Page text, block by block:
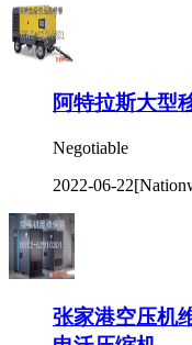
张家港空压机
申沃压缩机
Negotiable
2022-06-20